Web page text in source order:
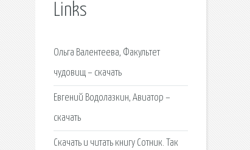
Links
Ольга Валентеева, Факультет
чудовищ – скачать
Евгений Водолазкин, Авиатор –
скачать
Скачать и читать книгу Сотник. Так